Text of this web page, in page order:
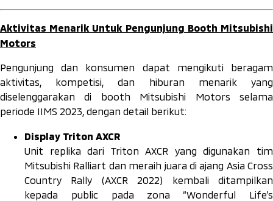
Aktivitas Menarik Untuk Pengunjung Booth Mitsubishi
Motors
Pengunjung dan konsumen dapat mengikuti beragam
aktivitas, kompetisi, dan hiburan menarik yang
diselenggarakan di booth Mitsubishi Motors selama
periode IIMS 2023, dengan detail berikut:
Display Triton AXCR
Unit replika dari Triton AXCR yang digunakan tim
Mitsubishi Ralliart dan meraih juara di ajang Asia Cross
Country Rally (AXCR 2022) kembali ditampilkan
kepada public pada zona “Wonderful Life’s